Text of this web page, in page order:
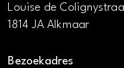
Louise de
1814 JA Alkmaar
Bezoekadres